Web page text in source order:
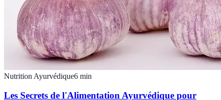
Nutrition Ayurvédique6 min
Les Secrets de l'Alimentation Ayurvédique pour